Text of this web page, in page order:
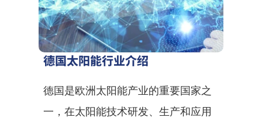
德国太阳能行业介绍
德国是欧洲太阳能产业的重要国家之
一，在太阳能技术研发、生产和应用